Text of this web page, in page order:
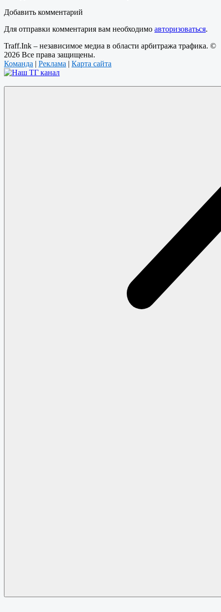
Добавить комментарий
Для отправки комментария вам необходимо авторизоваться.
Traff.Ink – независимое медиа в области арбитража трафика. ©
2026 Все права защищены.
Команда
Реклама Карта сайта